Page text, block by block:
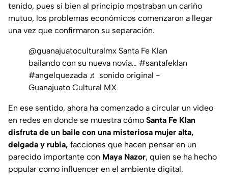
tenido, pues si bien al principio mostraban un cariño
mutuo, los problemas económicos comenzaron a llegar
una vez que confirmaron su separación.
@guanajuatoculturalmx Santa Fe Klan
bailando con su nueva novia… #santafeklan
#angelquezada ♬ sonido original -
Guanajuato Cultural MX
En ese sentido, ahora ha comenzado a circular un video
en redes en donde se muestra cómo Santa Fe Klan
disfruta de un baile con una misteriosa mujer alta,
delgada y rubia, facciones que hacen pensar en un
parecido importante con Maya Nazor, quien se ha hecho
popular como influencer en el ambiente digital.